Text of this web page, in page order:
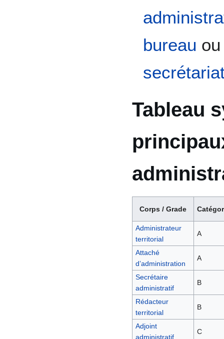
bureau
Tableau
Corps / Grade
Administrateur
territorial
A
Attaché
d’administration
A
Secrétaire
administratif
B
Rédacteur
territorial
B
Adjoint
administratif
C